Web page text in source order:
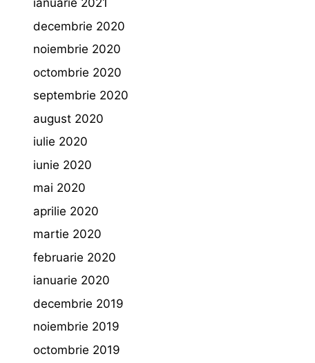
ianuarie 2021
decembrie 2020
noiembrie 2020
octombrie 2020
septembrie 2020
august 2020
iulie 2020
iunie 2020
mai 2020
aprilie 2020
martie 2020
februarie 2020
ianuarie 2020
decembrie 2019
noiembrie 2019
octombrie 2019